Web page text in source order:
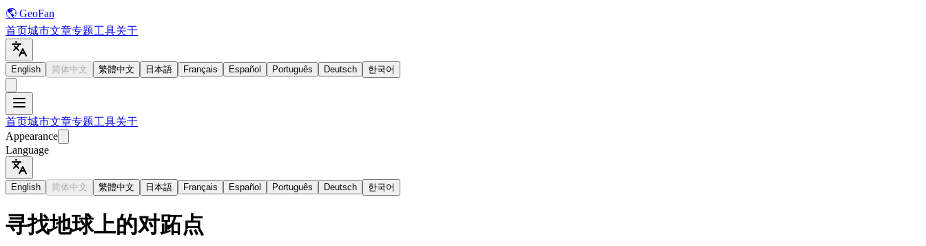
🌎 GeoFan
首页城市文章专题工具关于
English 简体中文 繁體中文 日本語 Français Español Português Deutsch 한국어
首页城市文章专题工具关于
Appearance
Language
English 简体中文 繁體中文 日本語 Français Español Português Deutsch 한국어
寻找地球上的对跖点